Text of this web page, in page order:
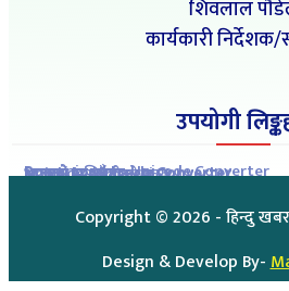
शिवलाल
कार्यकारी
उपयोगी
Romanized to Unicode Converter
Preeti to Unicode Converter
Unicode to Preeti Converter
आजको राशिफल
आजको सुनचाँदीको मुल्य
Copyright ©2026 - हिन्दु
Design & Develop By-